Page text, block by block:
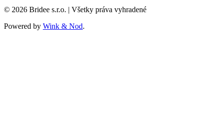
© 2026 Bridee s.r.o. | Všetky práva vyhradené
Powered by Wink & Nod.